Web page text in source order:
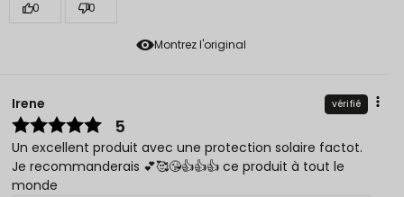
Montrez l'original
0
0
Irene vérifié
5
Un excellent produit avec une protection solaire factot.
Je recommanderais 💕🥰😘👍👍👍 ce produit à tout le
monde